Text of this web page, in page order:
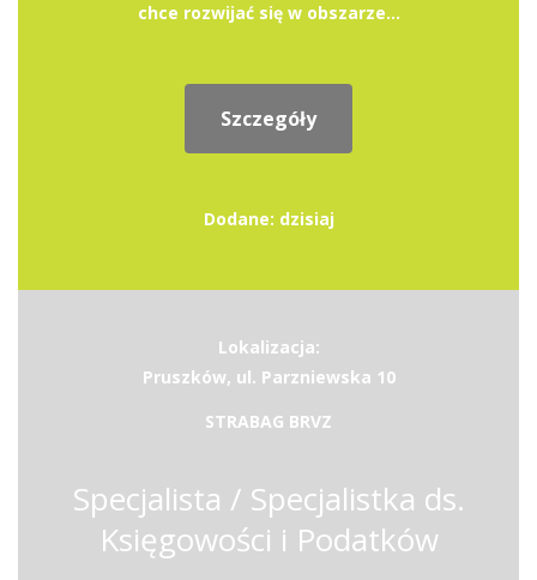
chce rozwijać się w obszarze...
Szczegóły
Dodane: dzisiaj
Lokalizacja:
Pruszków, ul. Parzniewska 10
STRABAG BRVZ
Specjalista / Specjalistka ds.
Księgowości i Podatków